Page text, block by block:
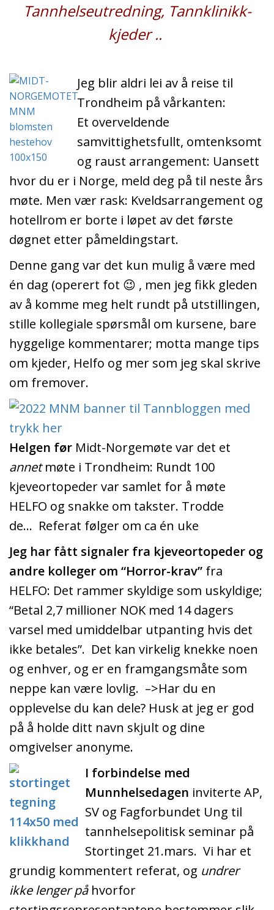
Tannhelseutredning, Tannklinikk-
kjeder ..
Jeg blir aldri lei av å reise til
Trondheim på vårkanten:
Et overveldende
samvittighetsfullt, omtenksomt
og raust arrangement: Uansett
hvor du er i Norge, meld deg på til neste års
møte. Men vær rask: Kveldsarrangement og
hotellrom er borte i løpet av det første
døgnet etter påmeldingstart.
Denne gang var det kun mulig å være med
én dag (operert fot 😉 , men jeg fikk gleden
av å komme meg helt rundt på utstillingen,
stille kollegiale spørsmål om kursene, bare
hyggelige kommentarer; motta mange tips
om kjeder, Helfo og mer som jeg skal skrive
om fremover.
Helgen før Midt-Norgemøte var det et
annetmøte i Trondheim: Rundt 100
kjeveortopeder var samlet for å møte
HELFO og snakke om takster. Trodde
de… Referat følger om ca én uke
Jeg har fått signaler fra kjeveortopeder og
andre kolleger om “Horror-krav” fra
HELFO: Det rammer skyldige som uskyldige;
“Betal 2,7 millioner NOK med 14 dagers
varsel med umiddelbar utpanting hvis det
ikke betales”. Det kan virkelig knekke noen
og enhver, og er en framgangsmåte som
neppe kan være lovlig. –>Har du en
opplevelse du kan dele? Husk at jeg er god
på å holde ditt navn skjult og dine
omgivelser anonyme.
I forbindelse med
Munnhelsedagen inviterte AP,
SV og Fagforbundet Ung til
tannhelsepolitisk seminar på
Stortinget 21.mars. Vi har et
grundig kommentert referat, og undrer
ikke lenger påhvorfor